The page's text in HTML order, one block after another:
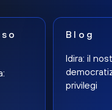
Blog
Idira: il
privilegi